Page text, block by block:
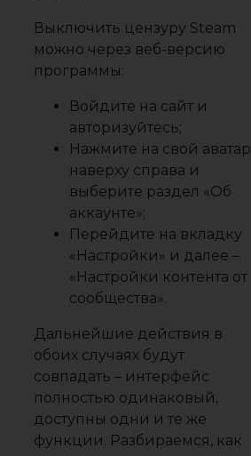
Выключить цензуру Steam
можно через веб-версию
программы:
Войдите на сайт и
авторизуйтесь;
Нажмите на свой аватар
наверху справа и
выберите раздел «Об
аккаунте»;
Перейдите на вкладку
«Настройки» и далее –
«Настройки контента от
сообщества».
Дальнейшие действия в
обоих случаях будут
совпадать – интерфейс
полностью одинаковый,
доступны одни и те же
функции. Разбираемся, как